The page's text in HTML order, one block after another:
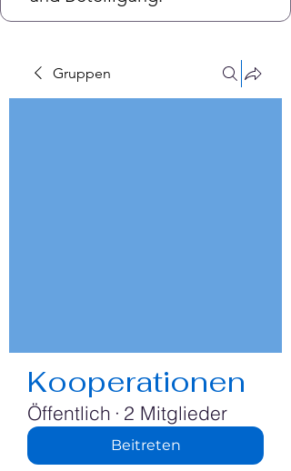
Gruppen
Kooperationen
Öffentlich · 2 Mitglieder
Beitreten